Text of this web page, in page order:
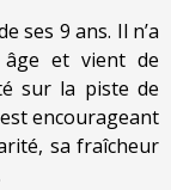
ses 9 ans. Il n’a
âge et vient de
sur la piste de
encourageant
sa fraîcheur